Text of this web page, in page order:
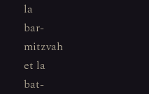
la
bar-
mitzvah
et la
bat-